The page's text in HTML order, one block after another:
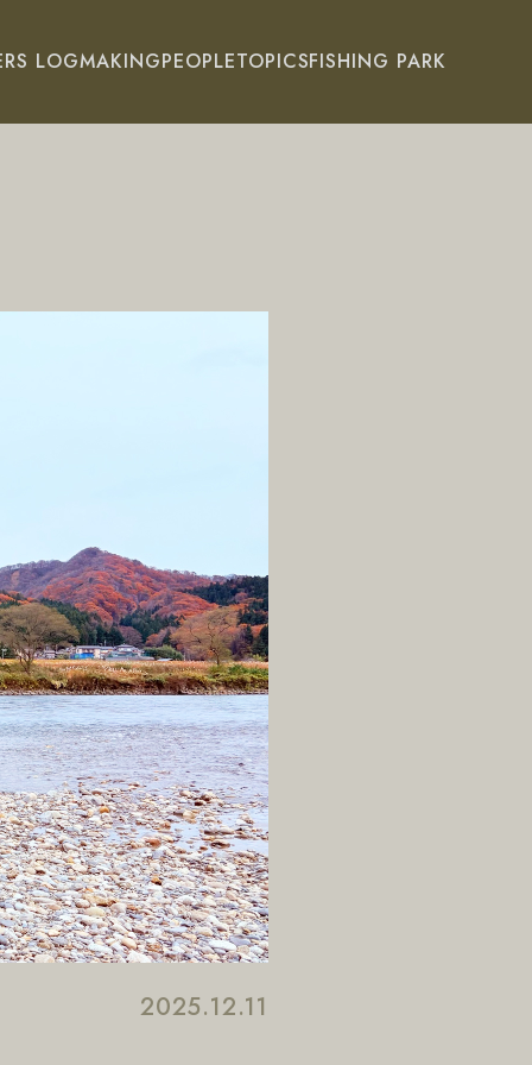
LOGMAKINGPEOPLETOPICSFISHING PARK
2025.12.11